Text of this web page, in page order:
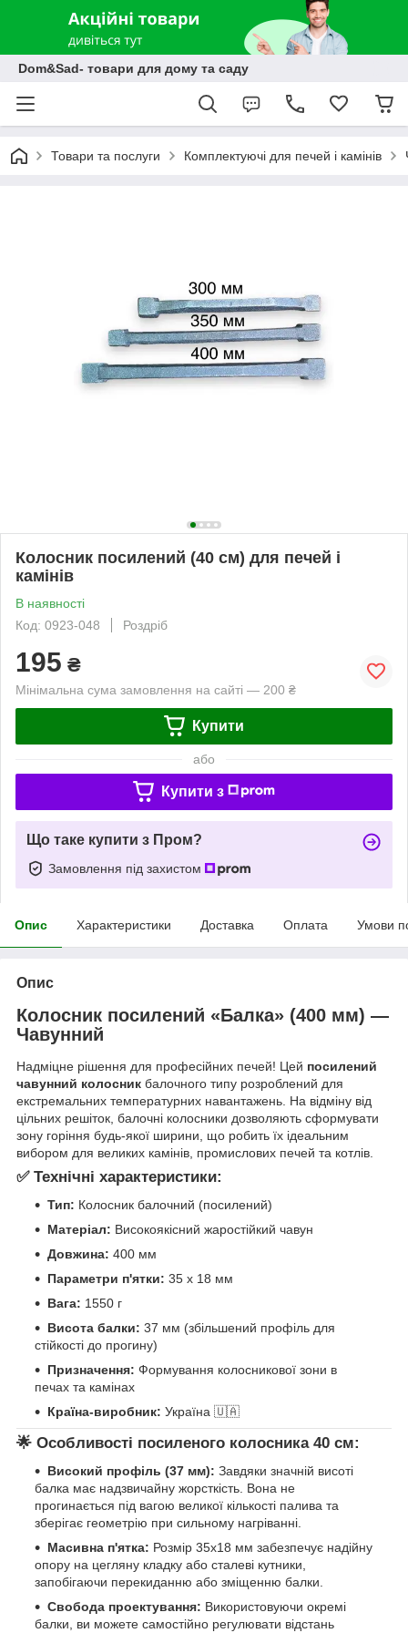
Dom&Sad- товари для дому та саду
Товари та послуги Комплектуючі для печей і камінів
Колосник посилений (40 см) для печей і
камінів
В наявності
Код: 0923-048
Роздріб
195 ₴
Мінімальна сума замовлення на сайті — 200 ₴
Купити
або
Купити з
Що таке купити з Пром?
Замовлення під захистом
Опис Характеристики Доставка Оплата Умови
Опис
Колосник посилений «Балка» (400 мм) —
Чавунний
Надміцне рішення для професійних печей! Цей посилений
чавунний колосник балочного типу розроблений для
екстремальних температурних навантажень. На відміну від
цільних решіток, балочні колосники дозволяють сформувати
зону горіння будь-якої ширини, що робить їх ідеальним
вибором для великих камінів, промислових печей та котлів.
✅ Технічні характеристики:
Тип: Колосник балочний (посилений)
Матеріал: Високоякісний жаростійкий чавун
Довжина: 400 мм
Параметри п'ятки: 35 х 18 мм
Вага: 1550 г
Висота балки: 37 мм (збільшений профіль для
стійкості до прогину)
Призначення: Формування колосникової зони в
печах та камінах
Країна-виробник: Україна 🇺🇦
🌟 Особливості посиленого колосника 40 см:
Високий профіль (37 мм): Завдяки значній висоті
балка має надзвичайну жорсткість. Вона не
прогинається під вагою великої кількості палива та
зберігає геометрію при сильному нагріванні.
Масивна п'ятка: Розмір 35х18 мм забезпечує надійну
опору на цегляну кладку або сталеві кутники,
запобігаючи перекиданню або зміщенню балки.
Свобода проектування: Використовуючи окремі
балки, ви можете самостійно регулювати відстань